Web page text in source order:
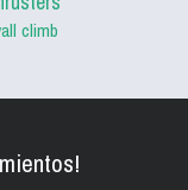
climb